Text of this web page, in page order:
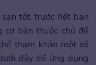
sạn tốt, trước hết bạn
cơ bản thuộc chủ đề
tham khảo một số
đây để ứng dụng